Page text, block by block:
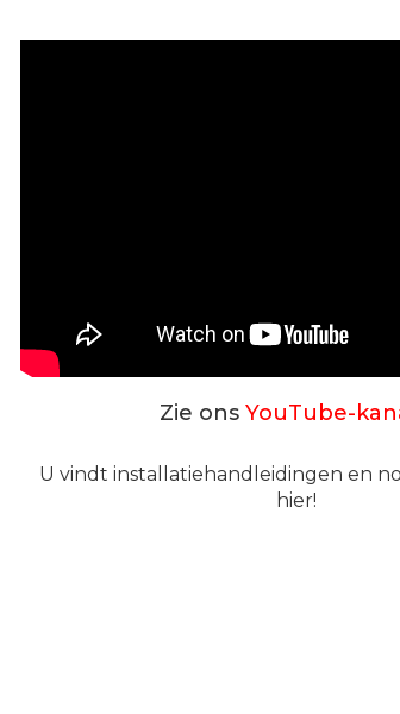
Zie ons YouTube-
U vindt installatiehandleidingen en
hier!